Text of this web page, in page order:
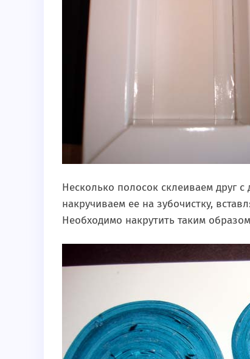
Несколько полосок склеиваем друг
накручиваем ее на зубочистку,
Необходимо накрутить таким